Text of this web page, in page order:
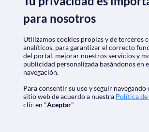
Nos acreditan
para nosotros
Utilizamos cookies propias y de terceros
analíticos, para garantizar el correcto
del portal, mejorar nuestros servicios y
publicidad personalizada basándonos en
navegación.
Para consentir su uso y seguir navegando
sitio web de acuerdo a nuestra Política de
clic en "Aceptar"